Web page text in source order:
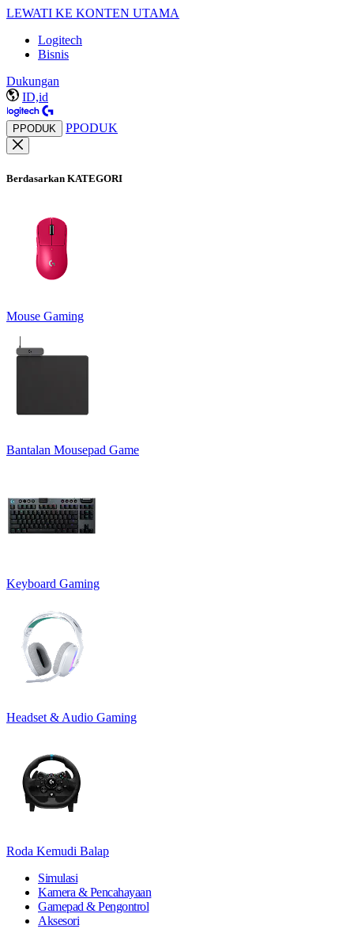
LEWATI KE KONTEN UTAMA
Logitech
Bisnis
Dukungan
ID,id
PPODUK PPODUK
Berdasarkan KATEGORI
Mouse Gaming
Bantalan Mousepad Game
Keyboard Gaming
Headset & Audio Gaming
Roda Kemudi Balap
Simulasi
Kamera & Pencahayaan
Gamepad & Pengontrol
Aksesori